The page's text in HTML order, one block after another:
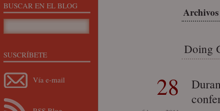
Doing
28
BUSCAR EN EL BLOG
SUSCRÍBETE
Vía e-mail